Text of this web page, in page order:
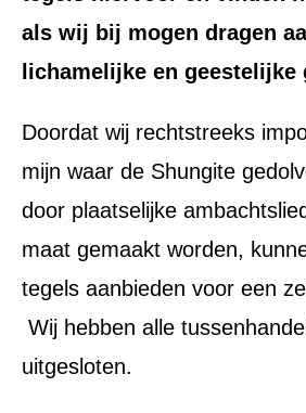
als wij bij mogen dragen
lichamelijke en geestelijke
Doordat wij rechtstreeks
mijn waar de Shungite
door plaatselijke
maat gemaakt worden,
tegels aanbieden voor een
Wij hebben alle
uitgesloten.